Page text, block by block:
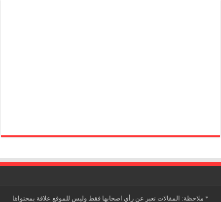
* ملاحظة: المقالات تعبر عن رأي اصحابها فقط وليس للموقع علاقة بمحتواها